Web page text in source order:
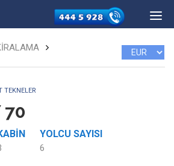
TEKNELER
70
YOLCU SAYISI
6